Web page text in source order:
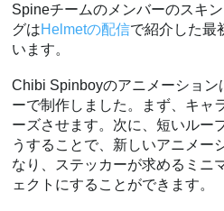
Spineチームのメンバーのスキ
グはHelmetの配信で紹介した最
います。
Chibi Spinboyのアニメーション
ーで制作しました。まず、キャ
ーズさせます。次に、短いルー
うすることで、新しいアニメー
なり、ステッカーが求めるミニ
ェクトにすることができます。